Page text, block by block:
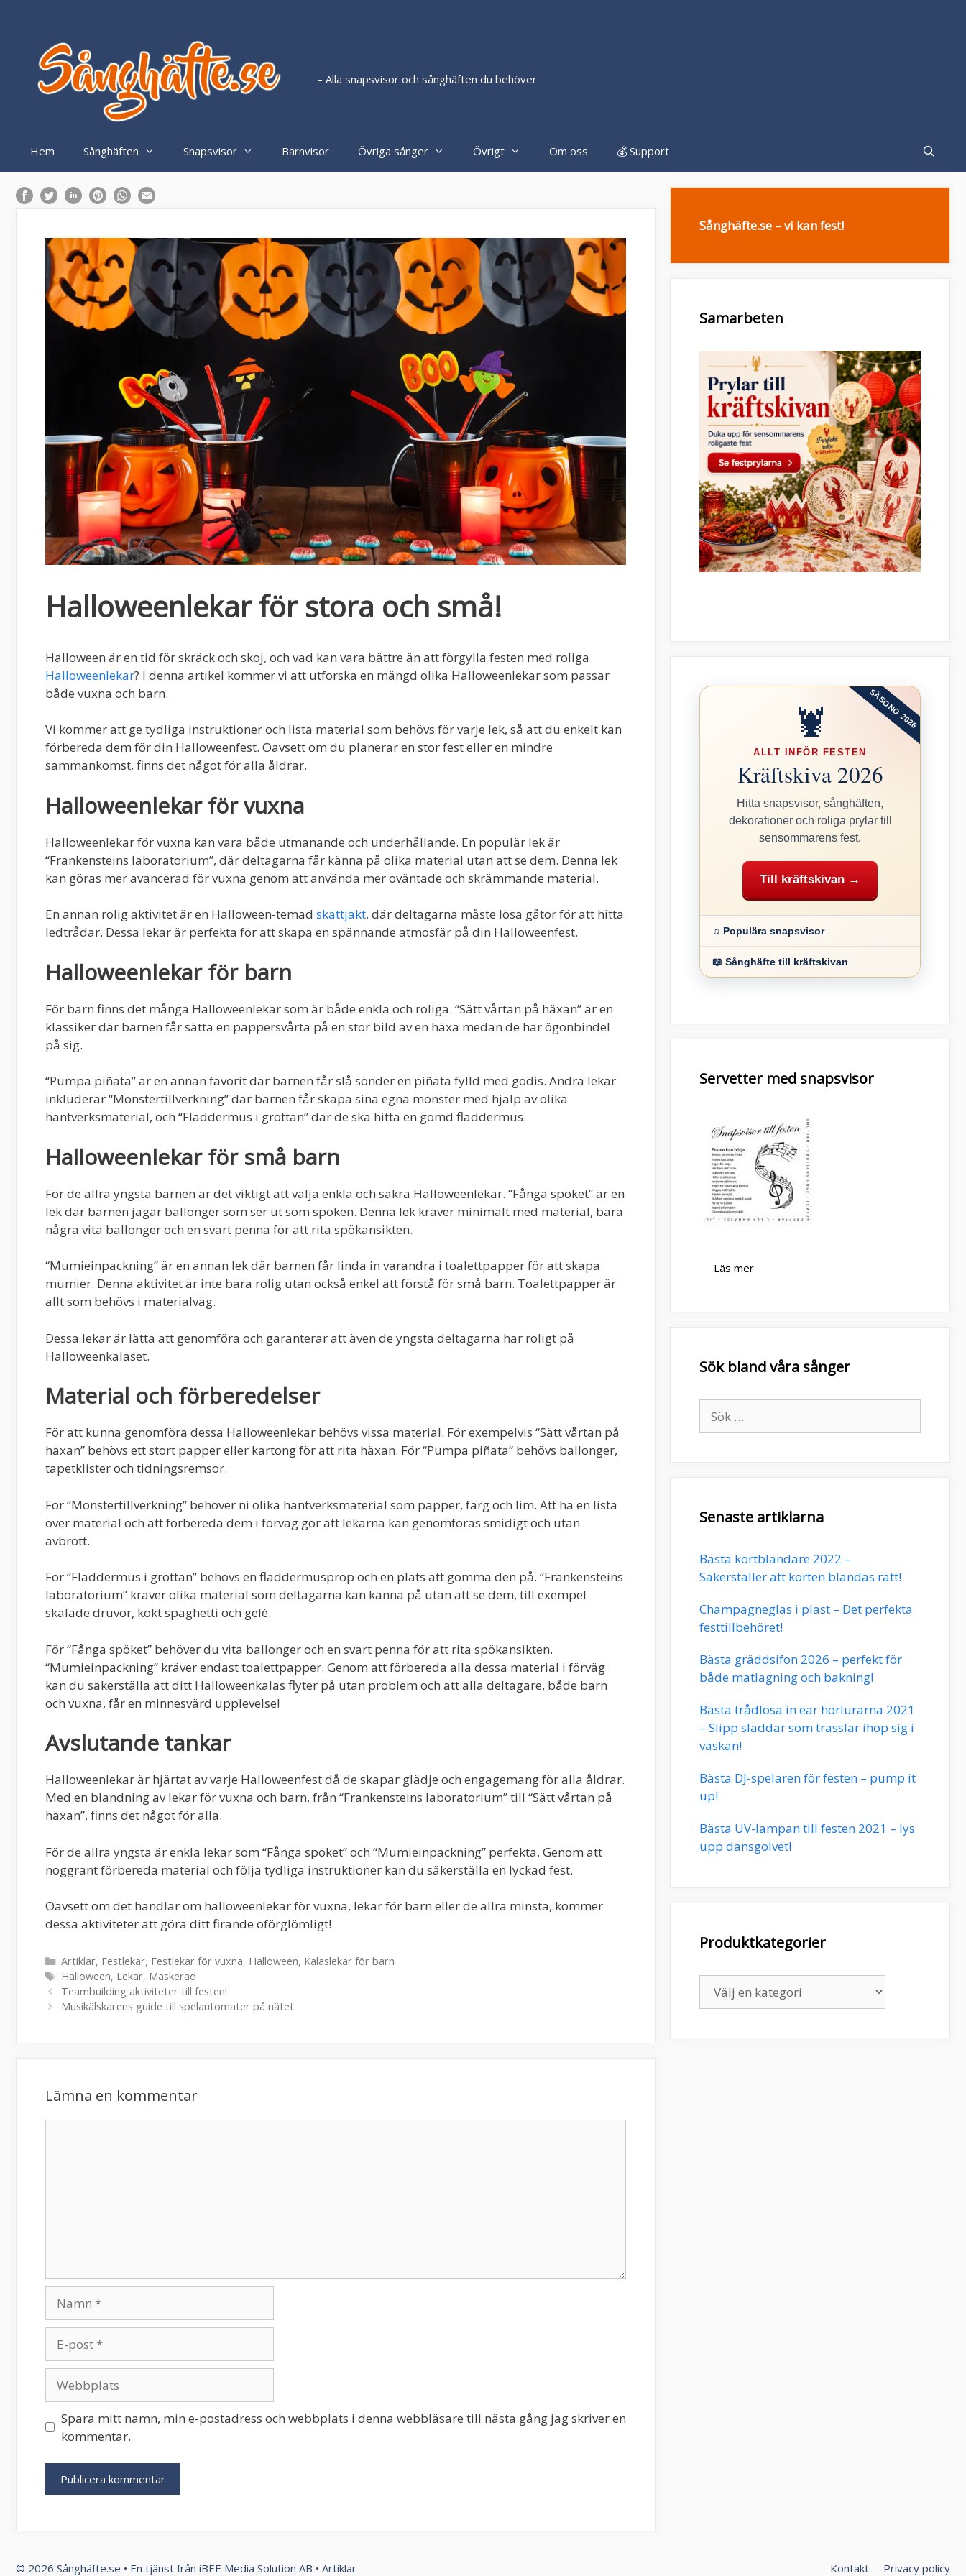
– Alla snapsvisor och sånghäften du behöver
Hem Sånghäften Snapsvisor Barnvisor Övriga sånger Övrigt Om oss 💰 Support
Halloweenlekar för stora och små!
Halloween är en tid för skräck och skoj, och vad kan vara bättre än att förgylla festen med roliga
Halloweenlekar? I denna artikel kommer vi att utforska en mängd olika Halloweenlekar som passar
både vuxna och barn.
Vi kommer att ge tydliga instruktioner och lista material som behövs för varje lek, så att du enkelt kan
förbereda dem för din Halloweenfest. Oavsett om du planerar en stor fest eller en mindre
sammankomst, finns det något för alla åldrar.
Halloweenlekar för vuxna
Halloweenlekar för vuxna kan vara både utmanande och underhållande. En populär lek är
“Frankensteins laboratorium”, där deltagarna får känna på olika material utan att se dem. Denna lek
kan göras mer avancerad för vuxna genom att använda mer oväntade och skrämmande material.
En annan rolig aktivitet är en Halloween-temad skattjakt, där deltagarna måste lösa gåtor för att hitta
ledtrådar. Dessa lekar är perfekta för att skapa en spännande atmosfär på din Halloweenfest.
Halloweenlekar för barn
För barn finns det många Halloweenlekar som är både enkla och roliga. “Sätt vårtan på häxan” är en
klassiker där barnen får sätta en pappersvårta på en stor bild av en häxa medan de har ögonbindel
på sig.
“Pumpa piñata” är en annan favorit där barnen får slå sönder en piñata fylld med godis. Andra lekar
inkluderar “Monstertillverkning” där barnen får skapa sina egna monster med hjälp av olika
hantverksmaterial, och “Fladdermus i grottan” där de ska hitta en gömd fladdermus.
Halloweenlekar för små barn
För de allra yngsta barnen är det viktigt att välja enkla och säkra Halloweenlekar. “Fånga spöket” är en
lek där barnen jagar ballonger som ser ut som spöken. Denna lek kräver minimalt med material, bara
några vita ballonger och en svart penna för att rita spökansikten.
“Mumieinpackning” är en annan lek där barnen får linda in varandra i toalettpapper för att skapa
mumier. Denna aktivitet är inte bara rolig utan också enkel att förstå för små barn. Toalettpapper är
allt som behövs i materialväg.
Dessa lekar är lätta att genomföra och garanterar att även de yngsta deltagarna har roligt på
Halloweenkalaset.
Material och förberedelser
För att kunna genomföra dessa Halloweenlekar behövs vissa material. För exempelvis “Sätt vårtan på
häxan” behövs ett stort papper eller kartong för att rita häxan. För “Pumpa piñata” behövs ballonger,
tapetklister och tidningsremsor.
För “Monstertillverkning” behöver ni olika hantverksmaterial som papper, färg och lim. Att ha en lista
över material och att förbereda dem i förväg gör att lekarna kan genomföras smidigt och utan
avbrott.
För “Fladdermus i grottan” behövs en fladdermusprop och en plats att gömma den på. “Frankensteins
laboratorium” kräver olika material som deltagarna kan känna på utan att se dem, till exempel
skalade druvor, kokt spaghetti och gelé.
För “Fånga spöket” behöver du vita ballonger och en svart penna för att rita spökansikten.
“Mumieinpackning” kräver endast toalettpapper. Genom att förbereda alla dessa material i förväg
kan du säkerställa att ditt Halloweenkalas flyter på utan problem och att alla deltagare, både barn
och vuxna, får en minnesvärd upplevelse!
Avslutande tankar
Halloweenlekar är hjärtat av varje Halloweenfest då de skapar glädje och engagemang för alla åldrar.
Med en blandning av lekar för vuxna och barn, från “Frankensteins laboratorium” till “Sätt vårtan på
häxan”, finns det något för alla.
För de allra yngsta är enkla lekar som “Fånga spöket” och “Mumieinpackning” perfekta. Genom att
noggrant förbereda material och följa tydliga instruktioner kan du säkerställa en lyckad fest.
Oavsett om det handlar om halloweenlekar för vuxna, lekar för barn eller de allra minsta, kommer
dessa aktiviteter att göra ditt firande oförglömligt!
Kategorier
Artiklar, Festlekar, Festlekar för vuxna, Halloween, Kalaslekar för barn
Etiketter
Halloween, Lekar, Maskerad
Teambuilding aktiviteter till festen!
Musikälskarens guide till spelautomater på nätet
Lämna en kommentar
post
Spara mitt namn, min e-postadress och webbplats i denna webbläsare till nästa gång jag skriver en
kommentar.
Sånghäfte.se – vi kan fest!
Samarbeten
SÄSONG 2026
🦞
ALLT INFÖR FESTEN
Kräftskiva 2026
Hitta snapsvisor, sånghäften,
dekorationer och roliga prylar till
sensommarens fest.
Till kräftskivan →
♫ Populära snapsvisor
📖 Sånghäfte till kräftskivan
Servetter med snapsvisor
Läs mer
Sök bland våra sånger
efter:
Senaste artiklarna
Bästa kortblandare 2022 –
Säkerställer att korten blandas rätt!
Champagneglas i plast – Det perfekta
festtillbehöret!
Bästa gräddsifon 2026 – perfekt för
både matlagning och bakning!
Bästa trådlösa in ear hörlurarna 2021
– Slipp sladdar som trasslar ihop sig i
väskan!
Bästa DJ-spelaren för festen – pump it
up!
Bästa UV-lampan till festen 2021 – lys
upp dansgolvet!
Produktkategorier
Kontakt Privacy policy
© 2026 Sånghäfte.se • En tjänst från iBEE Media Solution AB • Artiklar